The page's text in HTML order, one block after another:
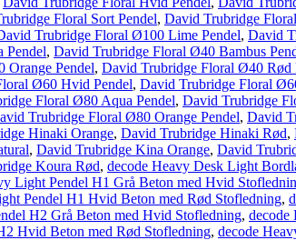
Floral Sort Pendel, David Trubridge
Trubridge Floral Ø100 Lime Pendel, David
Pendel, David Trubridge Floral Ø40 Bambus
Pendel, David Trubridge Floral Ø40 Rød
Ø60 Hvid Pendel, David Trubridge Floral
Floral Ø80 Aqua Pendel, David Trubridge
Trubridge Floral Ø80 Orange Pendel, David
Hinaki Orange, David Trubridge Hinaki Rød,
, David Trubridge Kina Orange, David
Koura Rød, decode Heavy Desk Light
Light Pendel H1 Grå Beton med Hvid
Pendel H1 Hvid Beton med Rød Stofledning,
H2 Grå Beton med Hvid Stofledning, decode
Hvid Beton med Rød Stofledning, decode